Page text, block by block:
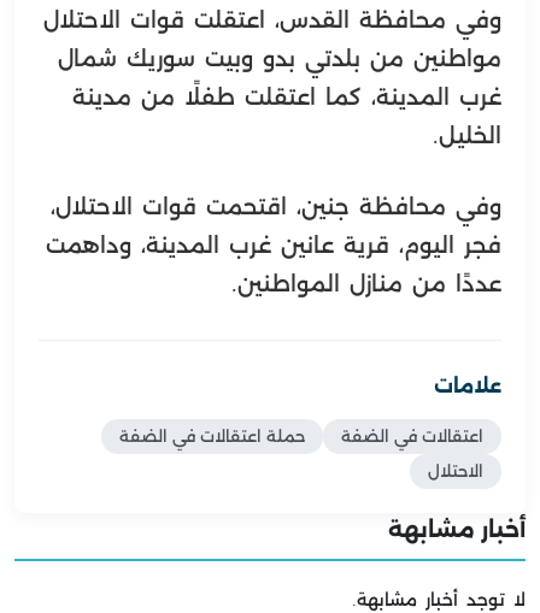
وفي محافظة القدس، اعتقلت قوات الاحتلال
مواطنين من بلدتي بدو وبيت سوريك شمال
غرب المدينة، كما اعتقلت طفلًا من مدينة
الخليل.
وفي محافظة جنين، اقتحمت قوات الاحتلال،
فجر اليوم، قرية عانين غرب المدينة، وداهمت
عددًا من منازل المواطنين.
علامات
اعتقالات في الضفة
حملة اعتقالات في الضفة
الاحتلال
أخبار مشابهة
لا توجد أخبار مشابهة.